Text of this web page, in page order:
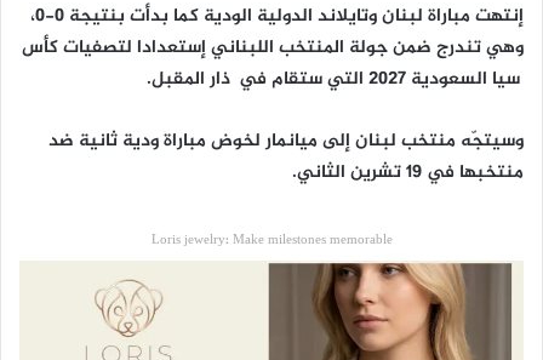
إنتهت مباراة لبنان وتايلاند الدولية الودية كما بدأت بنتيجة 0-0،
وهي تندرج ضمن جولة المنتخب اللبناني إستعدادا لتصفيات كأس
ٱسيا السعودية 2027 التي ستقام في ٱذار المقبل.
وسيتجّه منتخب لبنان إلى ميانمار لخوض مباراة ودية ثانية ضد
منتخبها في 19 تشرين الثاني.
Loris jewelry: Make milestones memorable